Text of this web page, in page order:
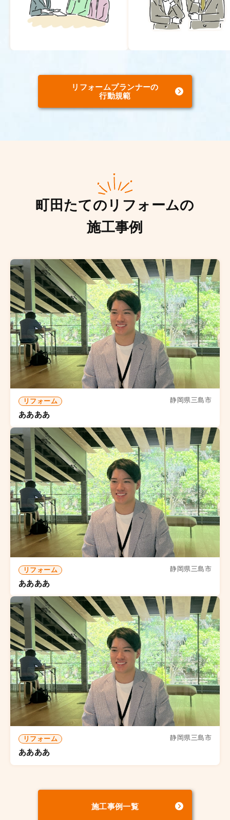
リフォームプランナーの
行動規範
町田たてのリフォームの
施工事例
リフォーム 静岡県三島市
ああああ
リフォーム 静岡県三島市
ああああ
リフォーム 静岡県三島市
ああああ
施工事例一覧